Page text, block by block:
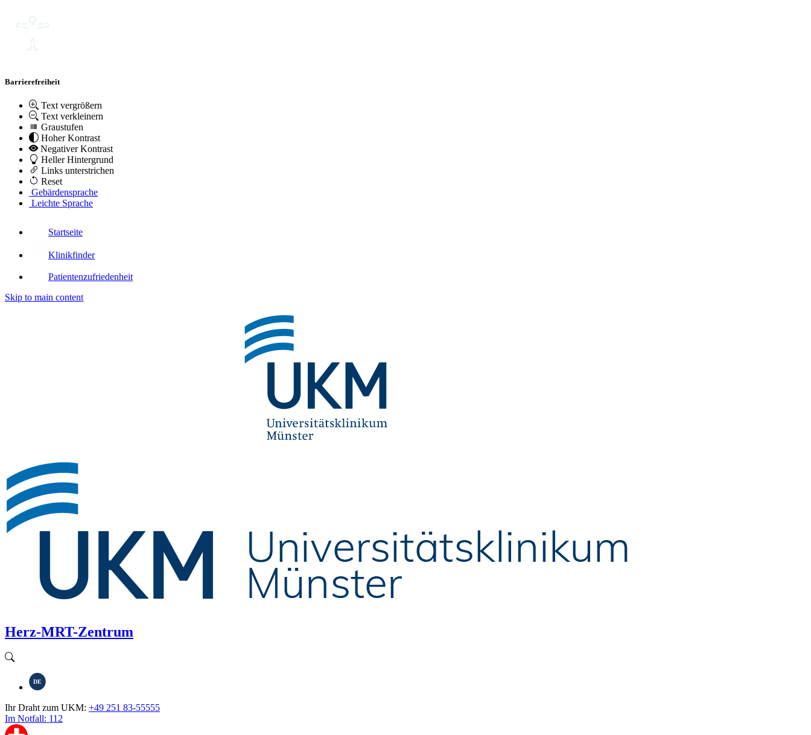
Barrierefreiheit
Text vergrößern
Text verkleinern
Graustufen
Hoher Kontrast
Negativer Kontrast
Heller Hintergrund
Links unterstrichen
Reset
Gebärdensprache
Leichte Sprache
Startseite
Klinikfinder
Patientenzufriedenheit
Skip to main content
Herz-MRT-Zentrum
DE
Ihr Draht zum UKM: +49 251 83-55555
Im Notfall: 112